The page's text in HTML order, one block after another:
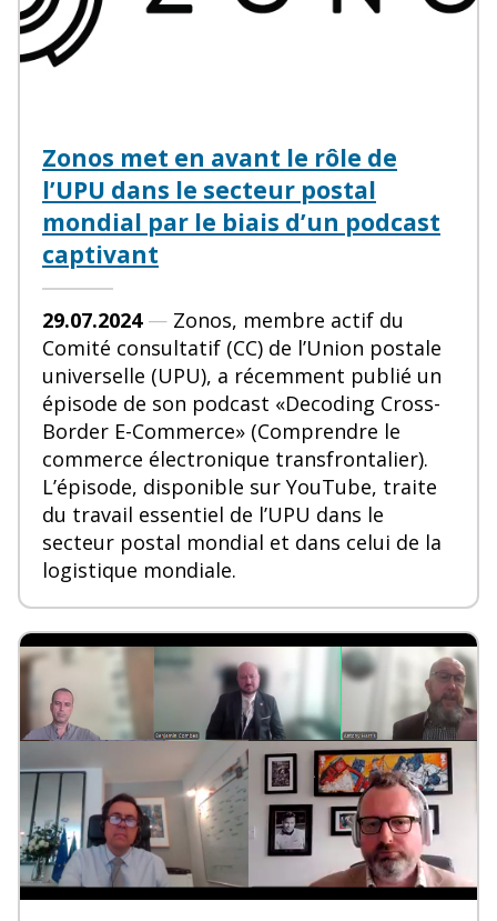
Zonos met en avant le rôle de
l’UPU dans le secteur postal
mondial par le biais d’un podcast
captivant
29.07.2024— Zonos, membre actif du
Comité consultatif (CC) de l’Union postale
universelle (UPU), a récemment publié un
épisode de son podcast «Decoding Cross-
Border E-Commerce» (Comprendre le
commerce électronique transfrontalier).
L’épisode, disponible sur YouTube, traite
du travail essentiel de l’UPU dans le
secteur postal mondial et dans celui de la
logistique mondiale.